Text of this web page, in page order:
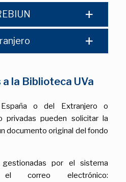
la Biblioteca UVa
o del Extranjero o
privadas pueden solicitar la
documento original del fondo
por el sistema
electrónico: